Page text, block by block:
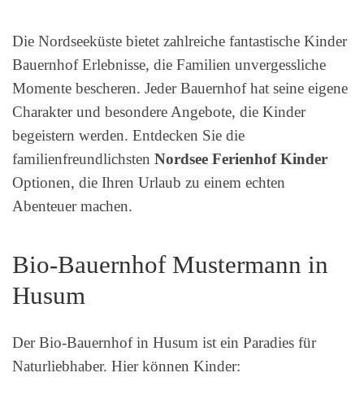
Die Nordseeküste bietet zahlreiche fantastische Kinder
Bauernhof Erlebnisse, die Familien unvergessliche
Momente bescheren. Jeder Bauernhof hat seine eigene
Charakter und besondere Angebote, die Kinder
begeistern werden. Entdecken Sie die
familienfreundlichsten Nordsee Ferienhof Kinder
Optionen, die Ihren Urlaub zu einem echten
Abenteuer machen.
Bio-Bauernhof Mustermann in
Husum
Der Bio-Bauernhof in Husum ist ein Paradies für
Naturliebhaber. Hier können Kinder: